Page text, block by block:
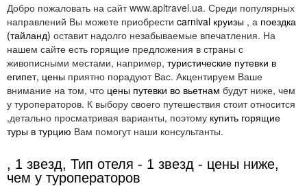
Добро пожаловать на сайт www.apltravel.ua. Среди популярных
направлений Вы можете приобрести carnival круизы , а поездка
(тайланд) оставит надолго незабываемые впечатления. На
нашем сайте есть горящие предложения в страны с
живописными местами, например, туристические путевки в
египет, цены приятно порадуют Вас. Акцентируем Ваше
внимание на том, что цены путевки во вьетнам будут ниже, чем
у туроператоров. К выбору своего путешествия стоит относится
,детально просматривая варианты, поэтому купить горящие
туры в турцию Вам помогут наши консультанты.
, 1 звезд, Тип отеля - 1 звезд - цены ниже,
чем у туроператоров